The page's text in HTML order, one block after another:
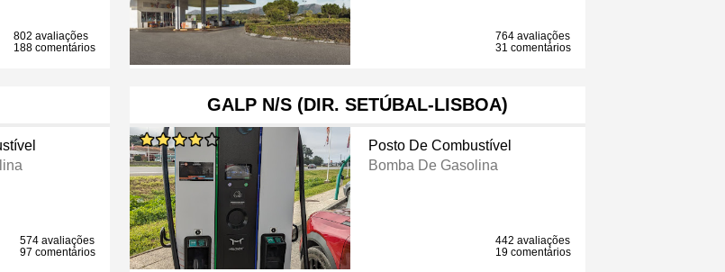
802 avaliações
188 comentários
764 avaliações
31 comentários
574 avaliações
97 comentários
GALP N/S (DIR. SETÚBAL-LISBOA)
Posto De Combustível
Bomba De Gasolina
442 avaliações
19 comentários